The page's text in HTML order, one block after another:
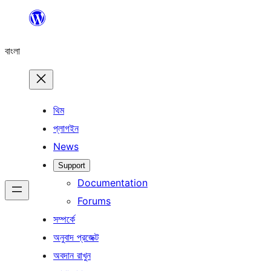
যান
বাংলা
থিম
প্লাগইন
News
Support
Documentation
Forums
সম্পর্কে
অনুবাদ প্রজেক্ট
অবদান রাখুন